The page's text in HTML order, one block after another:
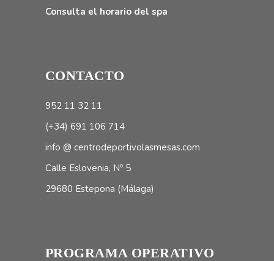
Consulta el horario del spa
CONTACTO
952 11 32 11
(+34) 691 106 714
info @ centrodeportivolasmesas.com
Calle Eslovenia, Nº 5
29680 Estepona (Málaga)
PROGRAMA OPERATIVO